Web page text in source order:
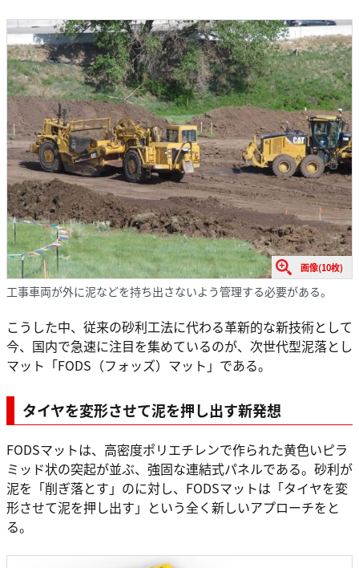
画像(10枚)
工事車両が外に泥などを持ち出さないよう管理する必要がある。
こうした中、従来の砂利工法に代わる革新的な新技術として
今、国内で急速に注目を集めているのが、次世代型泥落とし
マット「FODS（フォッズ）マット」である。
タイヤを変形させて泥を押し出す新発想
FODSマットは、高密度ポリエチレンで作られた黄色いピラ
ミッド状の突起が並ぶ、強固な連結式パネルである。砂利が
泥を「削ぎ落とす」のに対し、FODSマットは「タイヤを変
形させて泥を押し出す」という全く新しいアプローチをと
る。